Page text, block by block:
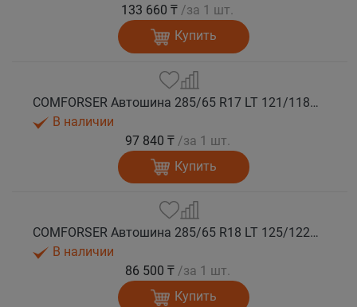
133 660 ₸ /за 1 шт.
Купить
COMFORSER Автошина 285/65 R17 LT 121/118S CF1100 10PR RWL лето
В наличии
97 840 ₸ /за 1 шт.
Купить
COMFORSER Автошина 285/65 R18 LT 125/122S CF1100 10PR RWL лето
В наличии
86 500 ₸ /за 1 шт.
Купить